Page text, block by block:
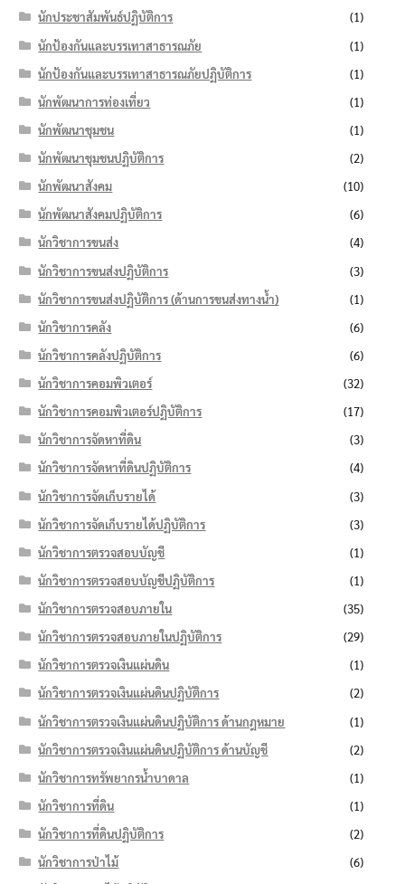
นักประชาสัมพันธ์ปฏิบัติการ
(1)
นักป้องกันและบรรเทาสาธารณภัย
(1)
นักป้องกันและบรรเทาสาธารณภัยปฏิบัติการ
(1)
นักพัฒนาการท่องเที่ยว
(1)
นักพัฒนาชุมชน
(1)
นักพัฒนาชุมชนปฏิบัติการ
(2)
นักพัฒนาสังคม
(10)
นักพัฒนาสังคมปฏิบัติการ
(6)
นักวิชาการขนส่ง
(4)
นักวิชาการขนส่งปฏิบัติการ
(3)
นักวิชาการขนส่งปฏิบัติการ (ด้านการขนส่งทางน้ำ)
(1)
นักวิชาการคลัง
(6)
นักวิชาการคลังปฏิบัติการ
(6)
นักวิชาการคอมพิวเตอร์
(32)
นักวิชาการคอมพิวเตอร์ปฏิบัติการ
(17)
นักวิชาการจัดหาที่ดิน
(3)
นักวิชาการจัดหาที่ดินปฏิบัติการ
(4)
นักวิชาการจัดเก็บรายได้
(3)
นักวิชาการจัดเก็บรายได้ปฏิบัติการ
(3)
นักวิชาการตรวจสอบบัญชี
(1)
นักวิชาการตรวจสอบบัญชีปฏิบัติการ
(1)
นักวิชาการตรวจสอบภายใน
(35)
นักวิชาการตรวจสอบภายในปฏิบัติการ
(29)
นักวิชาการตรวจเงินแผ่นดิน
(1)
นักวิชาการตรวจเงินแผ่นดินปฏิบัติการ
(2)
นักวิชาการตรวจเงินแผ่นดินปฏิบัติการ ด้านกฎหมาย
(1)
นักวิชาการตรวจเงินแผ่นดินปฏิบัติการ ด้านบัญชี
(2)
นักวิชาการทรัพยากรน้ำบาดาล
(1)
นักวิชาการที่ดิน
(1)
นักวิชาการที่ดินปฏิบัติการ
(2)
นักวิชาการป่าไม้
(6)